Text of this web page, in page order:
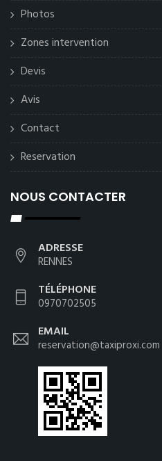
Photos
Zones intervention
Devis
Avis
Contact
Reservation
NOUS CONTACTER
ADRESSE
RENNES
TÉLÉPHONE
0970702505
EMAIL
reservation@taxiproxi.com